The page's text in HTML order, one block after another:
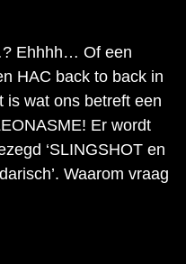
Ehhhh… Of een
HAC back to back in
is wat ons betreft een
Er wordt
‘SLINGSHOT en
Waarom vraag